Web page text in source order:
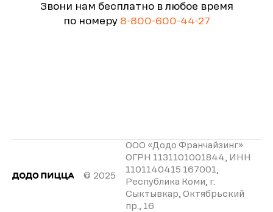
Звони нам бесплатно в любое время
по номеру 8-800-600-44-27
© 2025
ООО «Додо Франчайзинг»
ОГРН 1131101001844, ИНН
1101140415 167001,
Республика Коми, г.
Сыктывкар, Октябрьский
пр., 16